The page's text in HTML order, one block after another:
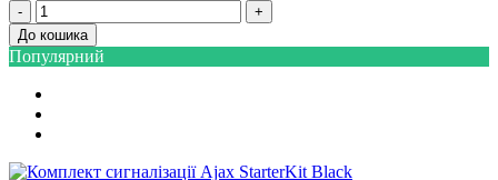
-
+
До кошика
Популярний